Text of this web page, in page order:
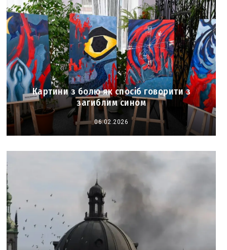
Картини з болю як спосіб говорити з
загиблим сином
06.02.2026